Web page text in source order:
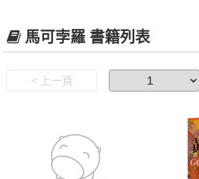
馬可孛羅 書籍列表
< 上一頁